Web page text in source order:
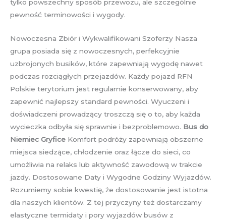
tylko powszechny sposób przewozu, ale szczególnie
pewność terminowości i wygody.
Nowoczesna Zbiór i Wykwalifikowani Szoferzy Nasza
grupa posiada się z nowoczesnych, perfekcyjnie
uzbrojonych busików, które zapewniają wygodę nawet
podczas rozciągłych przejazdów. Każdy pojazd RFN
Polskie terytorium jest regularnie konserwowany, aby
zapewnić najlepszy standard pewności. Wyuczeni i
doświadczeni prowadzący troszczą się o to, aby każda
wycieczka odbyła się sprawnie i bezproblemowo. Bus do
Niemiec Gryfice Komfort podróży zapewniają obszerne
miejsca siedzące, chłodzenie oraz łącze do sieci, co
umożliwia na relaks lub aktywność zawodową w trakcie
jazdy. Dostosowane Daty i Wygodne Godziny Wyjazdów.
Rozumiemy sobie kwestię, że dostosowanie jest istotna
dla naszych klientów. Z tej przyczyny też dostarczamy
elastyczne termidaty i pory wyjazdów busów z